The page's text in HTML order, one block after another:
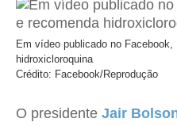
Em vídeo publicado no
hidroxicloroquina
Crédito: Facebook/Reprodução
O presidente Jair